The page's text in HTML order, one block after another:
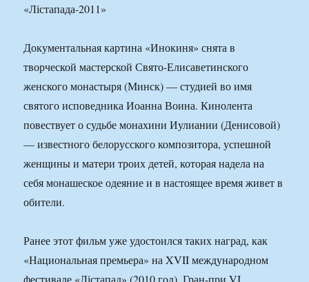
Документальная картина «Инокиня» снята в
творческой мастерской Свято-Елисаветинского
женского монастыря (Минск) — студией во имя
святого исповедника Иоанна Воина. Кинолента
повествует о судьбе монахини Иулиании (Денисовой)
— известного белорусского композитора, успешной
женщины и матери троих детей, которая надела на
себя монашеское одеяние и в настоящее время живет в
обители.
Ранее этот фильм уже удостоился таких наград, как
«Национальная премьера» на XVII международном